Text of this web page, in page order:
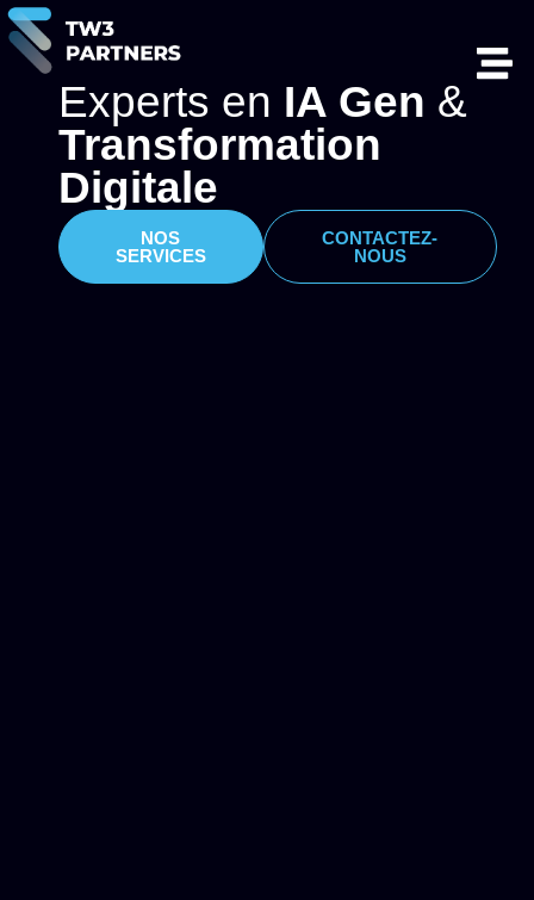
Experts en IA Gen &
Transformation
Digitale
NOS
SERVICES
CONTACTEZ-
NOUS